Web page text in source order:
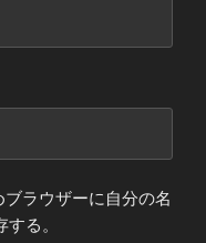
ラウザーに自分の名
る。